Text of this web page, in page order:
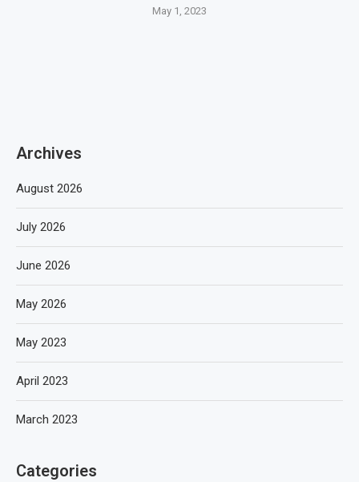
May 1, 2023
Archives
August 2026
July 2026
June 2026
May 2026
May 2023
April 2023
March 2023
Categories